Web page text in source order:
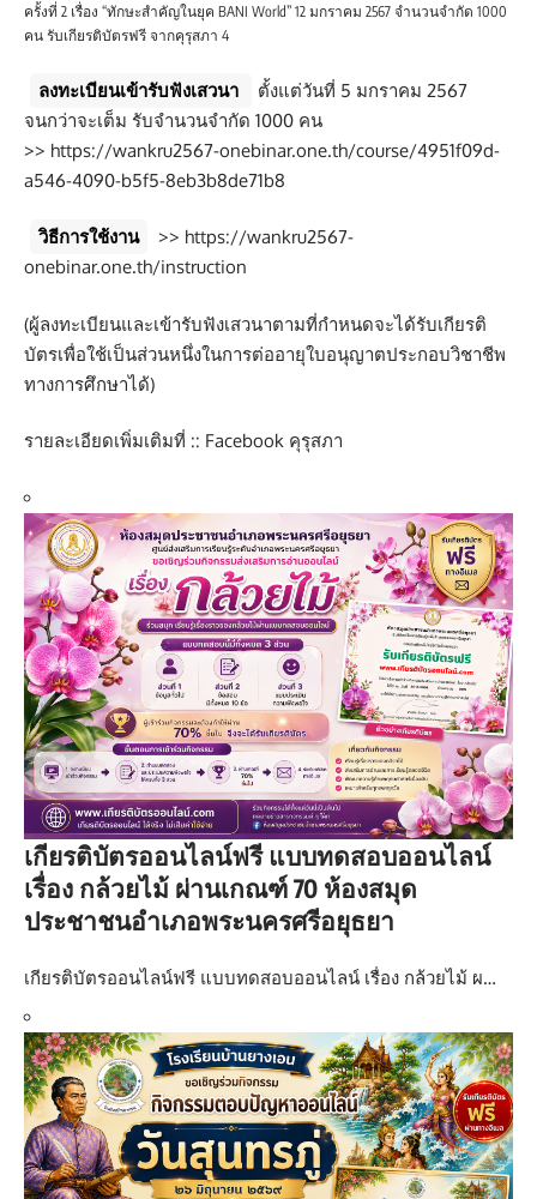
ครั้งที่ 2 เรื่อง “ทักษะสำคัญในยุค BANI World” 12 มกราคม 2567 จำนวนจำกัด 1000
คน รับเกียรติบัตรฟรี จากคุรุสภา 4
ลงทะเบียนเข้ารับฟังเสวนา
ตั้งแต่วันที่ 5 มกราคม 2567
จนกว่าจะเต็ม รับจำนวนจำกัด 1000 คน
>> https://wankru2567-onebinar.one.th/course/4951f09d-
a546-4090-b5f5-8eb3b8de71b8
วิธีการใช้งาน >> https://wankru2567-
onebinar.one.th/instruction
(ผู้ลงทะเบียนและเข้ารับฟังเสวนาตามที่กำหนดจะได้รับเกียรติ
บัตรเพื่อใช้เป็นส่วนหนึ่งในการต่ออายุใบอนุญาตประกอบวิชาชีพ
ทางการศึกษาได้)
รายละเอียดเพิ่มเติมที่ :: Facebook คุรุสภา
เกียรติบัตรออนไลน์ฟรี แบบทดสอบออนไลน์
เรื่อง กล้วยไม้ ผ่านเกณฑ์ 70 ห้องสมุด
ประชาชนอำเภอพระนครศรีอยุธยา
เกียรติบัตรออนไลน์ฟรี แบบทดสอบออนไลน์ เรื่อง กล้วยไม้ ผ…